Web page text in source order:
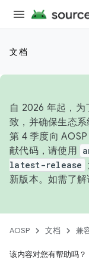
文档
自 2026 年起，
致，并确保生态
第 4 季度向
献代码，请使用
latest-release
新版本。如需了解
AOSP 文档 兼
该内容对您有帮助吗？